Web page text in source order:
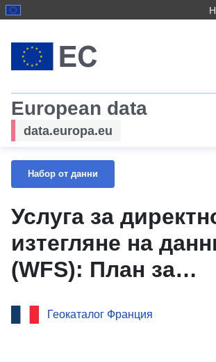
European data
data.europa.eu
Набор от данни
Услуга за
изтегляне на
(WFS): План за
предотвратяване
риска от
Геокаталог Франция